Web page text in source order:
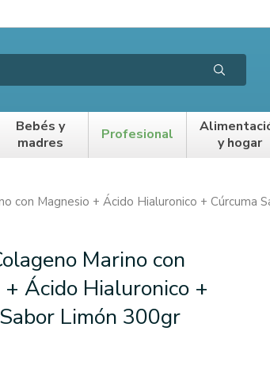
Bebés y
madres
Profesional
y hogar
con Magnesio + Ácido Hialuronico + Cúrcuma
Marino con
+ Ácido Hialuronico +
Limón 300gr